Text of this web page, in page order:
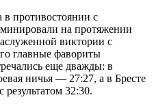
противостоянии с
на протяжении
виктории с
главные фавориты
еще дважды: в
ничья — 27:27, а в Бресте
32:30.